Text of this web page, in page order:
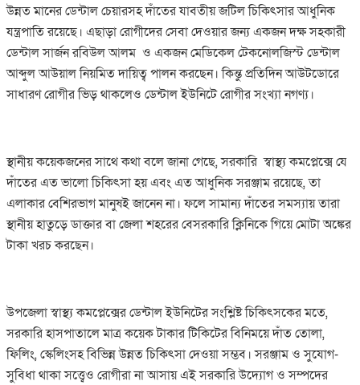
উন্নত মানের ডেন্টাল চেয়ারসহ দাঁতের যাবতীয় জটিল চিকিৎসার আধুনিক
যন্ত্রপাতি রয়েছে। এছাড়া রোগীদের সেবা দেওয়ার জন্য একজন দক্ষ সহকারী
ডেন্টাল সার্জন রবিউল আলম ও একজন মেডিকেল টেকনোলজিস্ট ডেন্টাল
আব্দুল আউয়াল নিয়মিত দায়িত্ব পালন করছেন। কিন্তু প্রতিদিন আউটডোরে
সাধারণ রোগীর ভিড় থাকলেও ডেন্টাল ইউনিটে রোগীর সংখ্যা নগণ্য।
স্থানীয় কয়েকজনের সাথে কথা বলে জানা গেছে, সরকারি স্বাস্থ্য কমপ্লেক্সে যে
দাঁতের এত ভালো চিকিৎসা হয় এবং এত আধুনিক সরঞ্জাম রয়েছে, তা
এলাকার বেশিরভাগ মানুষই জানেন না। ফলে সামান্য দাঁতের সমস্যায় তারা
স্থানীয় হাতুড়ে ডাক্তার বা জেলা শহরের বেসরকারি ক্লিনিকে গিয়ে মোটা অঙ্কের
টাকা খরচ করছেন।
উপজেলা স্বাস্থ্য কমপ্লেক্সের ডেন্টাল ইউনিটের সংশ্লিষ্ট চিকিৎসকের মতে,
সরকারি হাসপাতালে মাত্র কয়েক টাকার টিকিটের বিনিময়ে দাঁত তোলা,
ফিলিং, স্কেলিংসহ বিভিন্ন উন্নত চিকিৎসা দেওয়া সম্ভব। সরঞ্জাম ও সুযোগ-
সুবিধা থাকা সত্ত্বেও রোগীরা না আসায় এই সরকারি উদ্যোগ ও সম্পদের